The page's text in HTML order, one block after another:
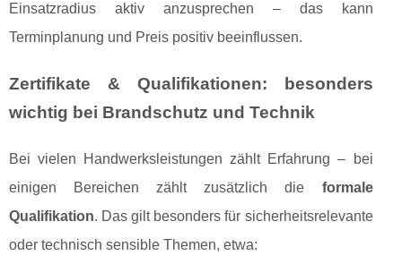
Einsatzradius aktiv anzusprechen – das kann
Terminplanung und Preis positiv beeinflussen.
Zertifikate & Qualifikationen: besonders
wichtig bei Brandschutz und Technik
Bei vielen Handwerksleistungen zählt Erfahrung – bei
einigen Bereichen zählt zusätzlich die formale
Qualifikation. Das gilt besonders für sicherheitsrelevante
oder technisch sensible Themen, etwa: